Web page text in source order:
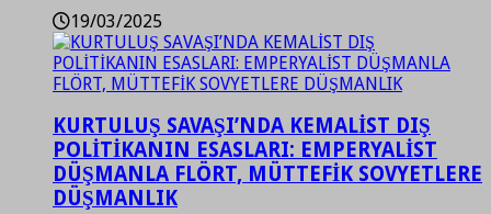
19/03/2025
KURTULUŞ SAVAŞI’NDA KEMALİST DIŞ
POLİTİKANIN ESASLARI: EMPERYALİST
DÜŞMANLA FLÖRT, MÜTTEFİK SOVYETLERE
DÜŞMANLIK